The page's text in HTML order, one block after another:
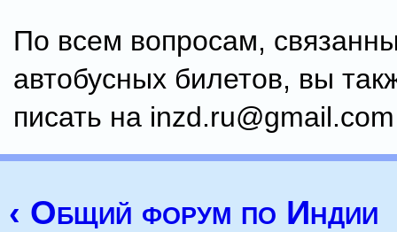
По всем вопросам,
автобусных билетов, вы
писать на inzd.ru@gmail.com
‹ Общий форум по Индии